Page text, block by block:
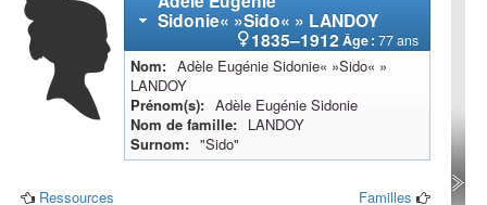
Sidonie« »Sido« » LANDOY
1835–1912 Âge : 77 ans
Nom
Adèle Eugénie Sidonie« »Sido« »
LANDOY
Prénom(s)
Adèle Eugénie Sidonie
Nom de famille
LANDOY
Surnom
"Sido"
Ressources Familles